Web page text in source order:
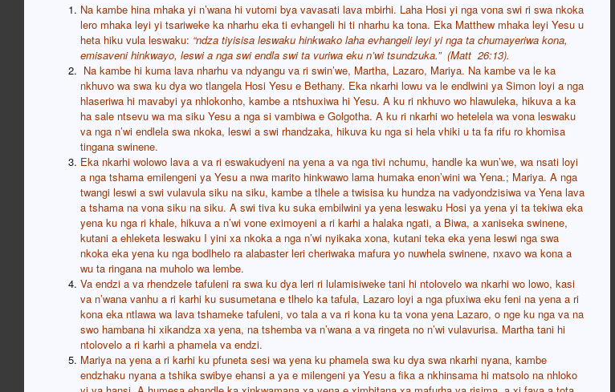
Na kambe hina mhaka yi n’wana hi vutomi bya vavasati lava mbirhi. Laha Hosi yi nga vona swi ri swa nkoka
lero mhaka leyi yi tsariweke ka nharhu eka ti evhangeli hi ti nharhu ka tona. Eka Matthew mhaka leyi Yesu u
heta hiku vula leswaku: “ndza tiyisisa leswaku hinkwako laha evhangeli leyi yi nga ta chumayeriwa kona,
emisaveni hinkwayo, leswi a nga swi endla swi ta vuriwa eku n’wi tsundzuka.” (Matt 26:13).
Na kambe hi kuma lava nharhu va ndyangu va ri swin’we, Martha, Lazaro, Mariya. Na kambe va le ka
nkhuvo wa swa ku dya wo tlangela Hosi Yesu e Bethany. Eka nkarhi lowu va le endlwini ya Simon loyi a nga
hlaseriwa hi mavabyi ya nhlokonho, kambe a ntshuxiwa hi Yesu. A ku ri nkhuvo wo hlawuleka, hikuva a ka
ha sale ntsevu wa ma siku Yesu a nga si vambiwa e Golgotha. A ku ri nkarhi wo hetelela wa vona leswaku
va nga n’wi endlela swa nkoka, leswi a swi rhandzaka, hikuva ku nga si hela vhiki u ta fa rifu ro khomisa
tingana swinene.
Eka nkarhi wolowo lava a va ri eswakudyeni na yena a va nga tivi nchumu, handle ka wun’we, wa nsati loyi
a nga tshama emilengeni ya Yesu a nwa marito hinkwawo lama humaka enon’wini wa Yena.; Mariya. A nga
twangi leswi a swi vulavula siku na siku, kambe a tlhele a twisisa ku hundza na vadyondzisiwa va Yena lava
a tshama na vona siku na siku. A swi tiva ku suka embilwini ya yena leswaku Hosi ya yena yi ta tekiwa eka
yena ku nga ri khale, hikuva a n’wi vone eximoyeni a ri karhi a halaka ngati, a Biwa, a xaniseka swinene,
kutani a ehleketa leswaku I yini xa nkoka a nga n’wi nyikaka xona, kutani teka eka yena leswi nga swa
nkoka eka yena ku nga bodlhelo ra alabaster leri cheriwaka mafura yo nuwhela swinene, nxavo wa kona a
wu ta ringana na muholo wa lembe.
Va endzi a va rhendzele tafuleni ra swa ku dya leri ri lulamisiweke tani hi ntolovelo wa nkarhi wo lowo, kasi
va n’wana vanhu a ri karhi ku susumetana e tlhelo ka tafula, Lazaro loyi a nga pfuxiwa eku feni na yena a ri
kona eka ntlawa wa lava tshameke tafuleni, vo tala a va ri kona ku ta vona yena Lazaro, o nge ku nga va na
swo hambana hi xikandza xa yena, na tshemba va n’wana a va ringeta no n’wi vulavurisa. Martha tani hi
ntolovelo a ri karhi a phamela va endzi.
Mariya na yena a ri karhi ku pfuneta sesi wa yena ku phamela swa ku dya swa nkarhi nyana, kambe
endzhaku nyana a tshika swibye ehansi a ya e milengeni ya Yesu a fika a nkhinsama hi matsolo na nhloko